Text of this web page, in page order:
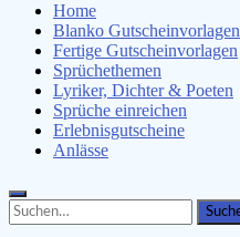
Home
Blanko Gutscheinvorlagen
Fertige Gutscheinvorlagen
Sprüchethemen
Lyriker, Dichter & Poeten
Sprüche einreichen
Erlebnisgutscheine
Anlässe
Search
for:
Search